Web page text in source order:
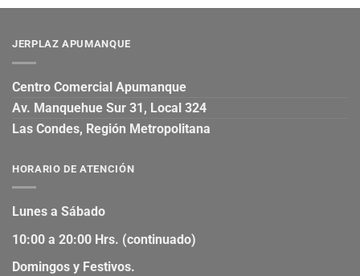
JERPLAZ APUMANQUE
Centro Comercial Apumanque
Av. Manquehue Sur 31, Local 324
Las Condes, Región Metropolitana
HORARIO DE ATENCIÓN
Lunes a Sábado
10:00 a 20:00 Hrs. (continuado)
Domingos y Festivos.